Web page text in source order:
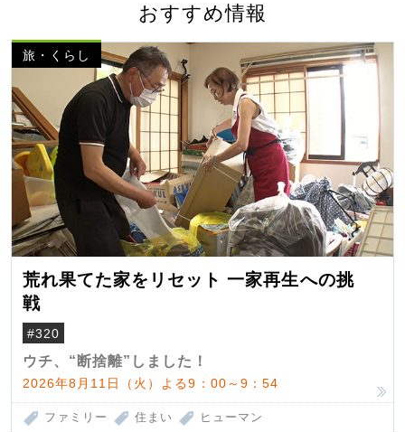
おすすめ情報
旅・くらし
荒れ果てた家をリセット 一家再生への挑
戦
#320
ウチ、“断捨離”しました！
2026年8月11日（火）よる9：00～9：54
ファミリー 住まい ヒューマン